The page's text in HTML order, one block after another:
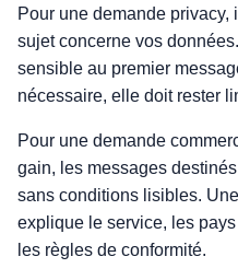
Pour une demande
sujet concerne vos
sensible au premier
nécessaire, elle doit rester
Pour une demande
gain, les messages
sans conditions lisibles.
explique le service, les
les règles de conformité.